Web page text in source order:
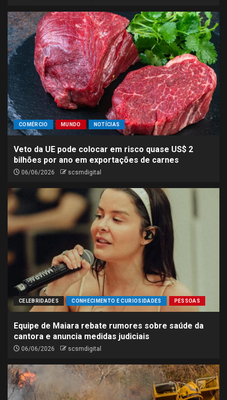
COMÉRCIO MUNDO NOTÍCIAS
Veto da UE pode colocar em risco quase US$ 2
bilhões por ano em exportações de carnes
06/06/2026 scsmdigital
CELEBRIDADES CONHECIMENTO E CURIOSIDADES PESSOAS
Equipe de Maiara rebate rumores sobre saúde da
cantora e anuncia medidas judiciais
06/06/2026 scsmdigital